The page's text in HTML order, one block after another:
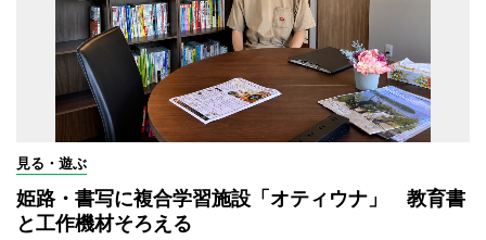
見る・遊ぶ
姫路・書写に複合学習施設「オティウナ」 教育書
と工作機材そろえる